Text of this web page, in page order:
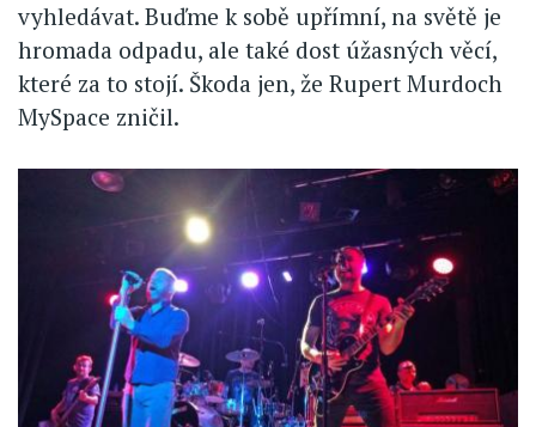
vyhledávat. Buďme k sobě upřímní, na světě je
hromada odpadu, ale také dost úžasných věcí,
které za to stojí. Škoda jen, že Rupert Murdoch
MySpace zničil.